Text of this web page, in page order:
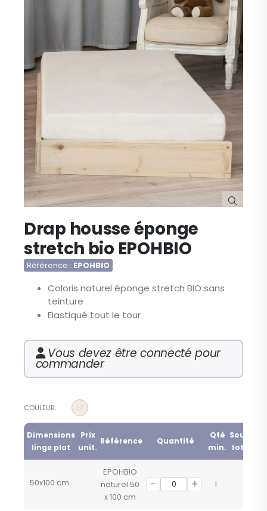
to
the
beginning
of
the
images
gallery
Drap housse éponge
stretch bio EPOHBIO
Référence EPOHBIO
Coloris naturel éponge stretch BIO sans
teinture
Elastiqué tout le tour
Vous devez être connecté pour
commander
COULEUR
Dimensions
linge plat
Prix
unit.
Référence Quantité
Qté
min.
Sous-
total
50x100 cm
EPOHBIO
naturel 50
x 100 cm
1